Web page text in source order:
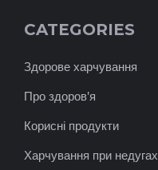
CATEGORIES
Здорове харчування
Про здоров'я
Корисні продукти
Харчування при недугах